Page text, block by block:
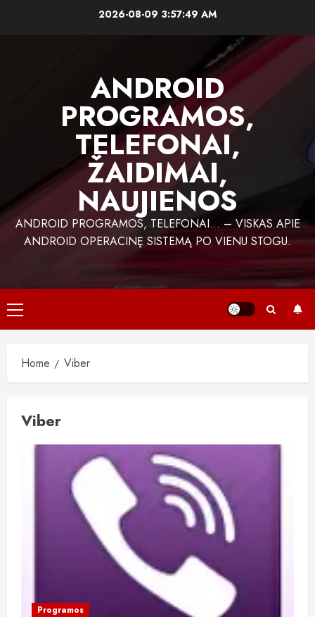
2026-08-09 3:57:50 AM
ANDROID
PROGRAMOS,
TELEFONAI,
ŽAIDIMAI,
NAUJIENOS
ANDROID PROGRAMOS, TELEFONAI… – VISKAS APIE
ANDROID OPERACINĘ SISTEMĄ PO VIENU STOGU.
Primary
Menu
Home Viber
Viber
Programos